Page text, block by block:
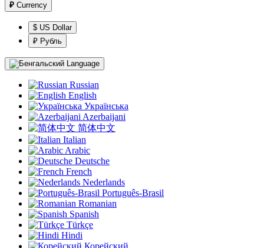
₽ Currency
$ US Dollar
₽ Рубль
Language
Russian
English
Українська
Azerbaijani
简体中文
Italian
Arabic
Deutsche
French
Nederlands
Português-Brasil
Romanian
Spanish
Türkçe
Hindi
Корейский